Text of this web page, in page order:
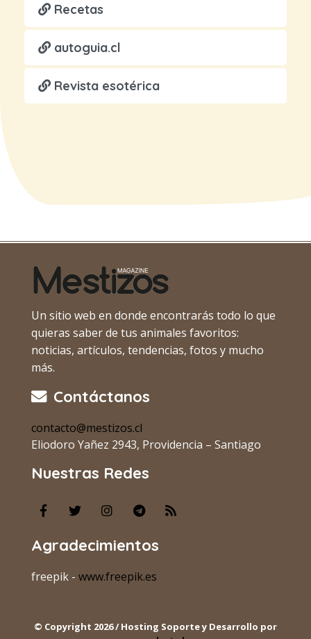
Recetas
autoguia.cl
Revista esotérica
Un sitio web en donde encontrarás todo lo que
quieras saber de tus animales favoritos:
noticias, artículos, tendencias, fotos y mucho
más.
Contáctanos
contacto@mestizos.cl
Eliodoro Yañez 2943, Providencia – Santiago
Nuestras Redes
Agradecimientos
freepik - www.freepik.es
© Copyright 2026 / Hosting Soporte y Desarrollo por